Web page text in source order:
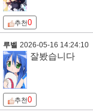
추천0
루벨 2026-05-16 14:24:10
잘봤습니다
추천0